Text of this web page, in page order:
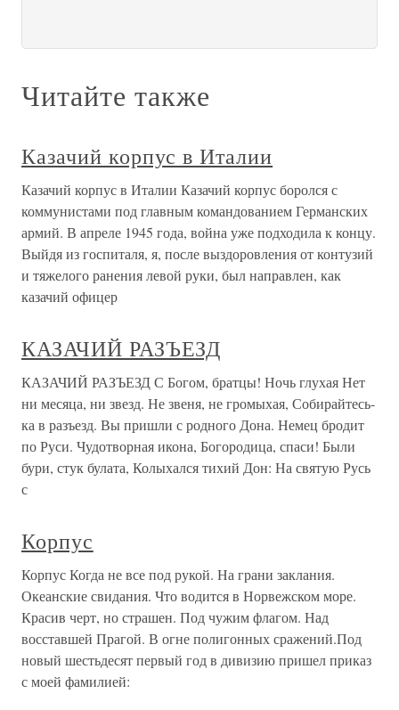
Читайте также
Казачий корпус в Италии
Казачий корпус в Италии Казачий корпус боролся с
коммунистами под главным командованием Германских
армий. В апреле 1945 года, война уже подходила к концу.
Выйдя из госпиталя, я, после выздоровления от контузий
и тяжелого ранения левой руки, был направлен, как
казачий офицер
КАЗАЧИЙ РАЗЪЕЗД
КАЗАЧИЙ РАЗЪЕЗД С Богом, братцы! Ночь глухая Нет
ни месяца, ни звезд. Не звеня, не громыхая, Собирайтесь-
ка в разъезд. Вы пришли с родного Дона. Немец бродит
по Руси. Чудотворная икона, Богородица, спаси! Были
бури, стук булата, Колыхался тихий Дон: На святую Русь
с
Корпус
Корпус Когда не все под рукой. На грани заклания.
Океанские свидания. Что водится в Норвежском море.
Красив черт, но страшен. Под чужим флагом. Над
восставшей Прагой. В огне полигонных сражений.Под
новый шестьдесят первый год в дивизию пришел приказ
с моей фамилией: